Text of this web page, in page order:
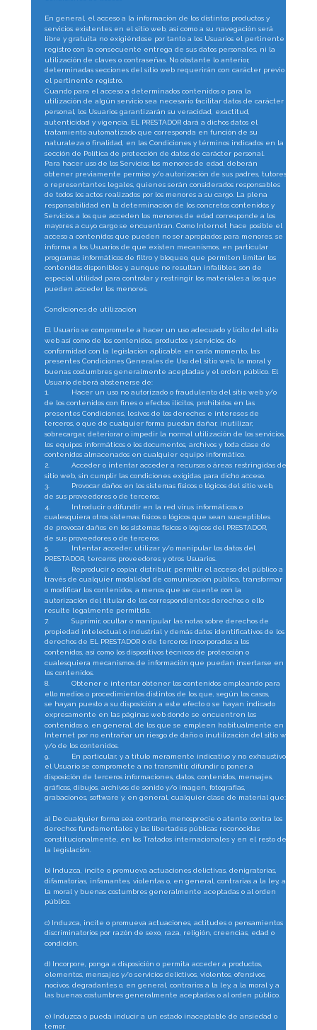
En general, el acceso a la información de los distintos productos y
servicios existentes en el sitio web, así como a su navegación será
libre y gratuita no exigiéndose por tanto a los Usuarios el pertinente
registro con la consecuente entrega de sus datos personales, ni la
utilización de claves o contraseñas. No obstante lo anterior,
determinadas secciones del sitio web requerirán con carácter previo
el pertinente registro.
Cuando para el acceso a determinados contenidos o para la
utilización de algún servicio sea necesario facilitar datos de carácter
personal, los Usuarios garantizarán su veracidad, exactitud,
autenticidad y vigencia. EL PRESTADOR dará a dichos datos el
tratamiento automatizado que corresponda en función de su
naturaleza o finalidad, en las Condiciones y términos indicados en la
sección de Política de protección de datos de carácter personal.
Para hacer uso de los Servicios los menores de edad, deberán
obtener previamente permiso y/o autorización de sus padres, tutores
o representantes legales, quienes serán considerados responsables
de todos los actos realizados por los menores a su cargo. La plena
responsabilidad en la determinación de los concretos contenidos y
Servicios a los que acceden los menores de edad corresponde a los
mayores a cuyo cargo se encuentran. Como Internet hace posible el
acceso a contenidos que pueden no ser apropiados para menores, se
informa a los Usuarios de que existen mecanismos, en particular
programas informáticos de filtro y bloqueo, que permiten limitar los
contenidos disponibles y, aunque no resultan infalibles, son de
especial utilidad para controlar y restringir los materiales a los que
pueden acceder los menores.
Condiciones de utilización
El Usuario se compromete a hacer un uso adecuado y lícito del sitio
web así como de los contenidos, productos y servicios, de
conformidad con la legislación aplicable en cada momento, las
presentes Condiciones Generales de Uso del sitio web, la moral y
buenas costumbres generalmente aceptadas y el orden público. El
Usuario deberá abstenerse de:
1.
Hacer un uso no autorizado o fraudulento del sitio web y/o
de los contenidos con fines o efectos ilícitos, prohibidos en las
presentes Condiciones, lesivos de los derechos e intereses de
terceros, o que de cualquier forma puedan dañar, inutilizar,
sobrecargar, deteriorar o impedir la normal utilización de los servicios,
los equipos informáticos o los documentos, archivos y toda clase de
contenidos almacenados en cualquier equipo informático.
2.
Acceder o intentar acceder a recursos o áreas restringidas del
sitio web, sin cumplir las condiciones exigidas para dicho acceso.
3.
Provocar daños en los sistemas físicos o lógicos del sitio web,
de sus proveedores o de terceros.
4.
Introducir o difundir en la red virus informáticos o
cualesquiera otros sistemas físicos o lógicos que sean susceptibles
de provocar daños en los sistemas físicos o lógicos del PRESTADOR,
de sus proveedores o de terceros.
5.
Intentar acceder, utilizar y/o manipular los datos del
PRESTADOR, terceros proveedores y otros Usuarios.
6.
Reproducir o copiar, distribuir, permitir el acceso del público a
través de cualquier modalidad de comunicación pública, transformar
o modificar los contenidos, a menos que se cuente con la
autorización del titular de los correspondientes derechos o ello
resulte legalmente permitido.
7.
Suprimir, ocultar o manipular las notas sobre derechos de
propiedad intelectual o industrial y demás datos identificativos de los
derechos de EL PRESTADOR o de terceros incorporados a los
contenidos, así como los dispositivos técnicos de protección o
cualesquiera mecanismos de información que puedan insertarse en
los contenidos.
8.
Obtener e intentar obtener los contenidos empleando para
ello medios o procedimientos distintos de los que, según los casos,
se hayan puesto a su disposición a este efecto o se hayan indicado
expresamente en las páginas web donde se encuentren los
contenidos o, en general, de los que se empleen habitualmente en
Internet por no entrañar un riesgo de daño o inutilización del sitio web
y/o de los contenidos.
9.
En particular, y a título meramente indicativo y no exhaustivo,
el Usuario se compromete a no transmitir, difundir o poner a
disposición de terceros informaciones, datos, contenidos, mensajes,
gráficos, dibujos, archivos de sonido y/o imagen, fotografías,
grabaciones, software y, en general, cualquier clase de material que:
a) De cualquier forma sea contrario, menosprecie o atente contra los
derechos fundamentales y las libertades públicas reconocidas
constitucionalmente, en los Tratados internacionales y en el resto de
la legislación.
b) Induzca, incite o promueva actuaciones delictivas, denigratorias,
difamatorias, infamantes, violentas o, en general, contrarias a la ley, a
la moral y buenas costumbres generalmente aceptadas o al orden
público.
c) Induzca, incite o promueva actuaciones, actitudes o pensamientos
discriminatorios por razón de sexo, raza, religión, creencias, edad o
condición.
d) Incorpore, ponga a disposición o permita acceder a productos,
elementos, mensajes y/o servicios delictivos, violentos, ofensivos,
nocivos, degradantes o, en general, contrarios a la ley, a la moral y a
las buenas costumbres generalmente aceptadas o al orden público.
e) Induzca o pueda inducir a un estado inaceptable de ansiedad o
temor.